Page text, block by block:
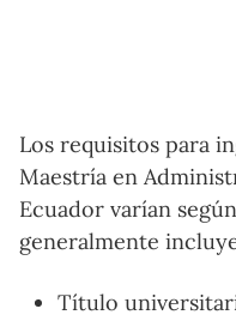
Los requisitos para
Maestría en
Ecuador varían
generalmente
Título